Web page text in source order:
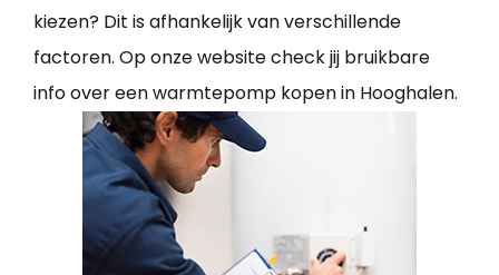
kiezen? Dit is afhankelijk van verschillende
factoren. Op onze website check jij bruikbare
info over een warmtepomp kopen in Hooghalen.